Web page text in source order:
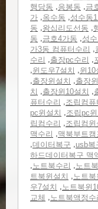
행당동 ,응봉동 ,금
가 ,옥수동 ,성수동
동 ,왕십리도선동 ,
동 ,금호4가동 ,성
가3동 컴퓨터수리 ,
수리 ,출장pc수리 ,
,윈도우7설치 ,윈10
,출장윈설치 ,출장
치 ,출장윈10설치 ,
퓨터수리 ,조립컴
pc윈설치 ,조립pc
립컴수리 ,조립컴윈
맥수리 ,맥북부트캠
,데이터복구 ,usb복
하드데이터복구 맥
,노트북수리 ,노트
트북윈설치 ,노트북
우7설치 ,노트북윈
교체 ,노트북액정수